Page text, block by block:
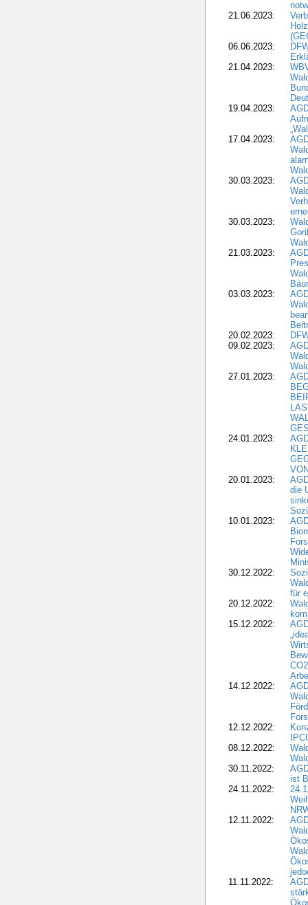
21.06.2023:
06.06.2023:
21.04.2023:
19.04.2023:
17.04.2023:
30.03.2023:
30.03.2023:
21.03.2023:
03.03.2023:
20.02.2023:
09.02.2023:
27.01.2023:
24.01.2023:
20.01.2023:
die
10.01.2023:
30.12.2022:
für
20.12.2022:
15.12.2022:
14.12.2022:
12.12.2022:
08.12.2022:
30.11.2022:
ist
24.11.2022:
12.11.2022:
11.11.2022: